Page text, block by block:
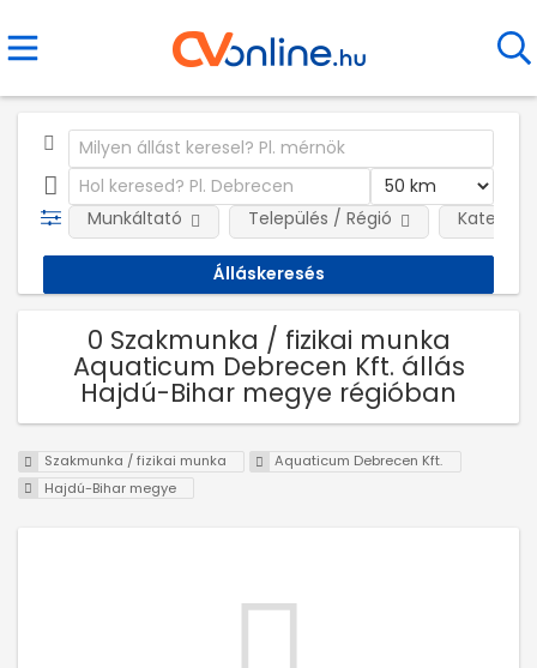
Munkáltató Település / Régió
0 Szakmunka / fizikai munka
Aquaticum Debrecen Kft. állás
Hajdú-Bihar megye régióban
Szakmunka / fizikai munka
Aquaticum Debrecen Kft.
Hajdú-Bihar megye